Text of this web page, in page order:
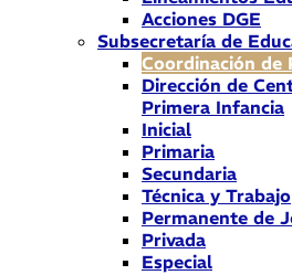
Acciones DGE
Subsecretaría de
Coordinación de
Dirección de
Primera Infancia
Inicial
Primaria
Secundaria
Técnica y Trabajo
Permanente de
Privada
Especial